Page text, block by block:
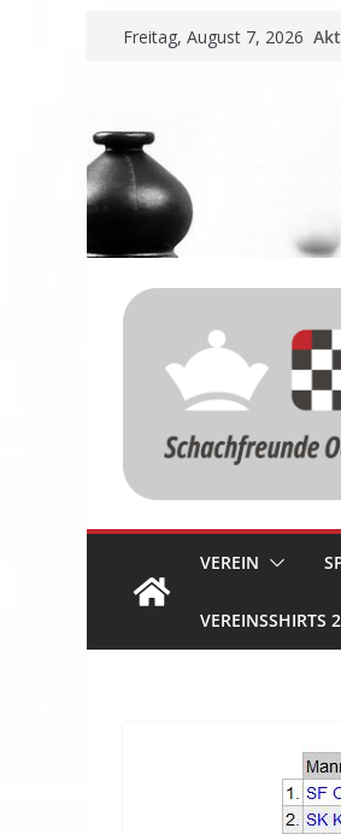
ZumFreitag, August 7, 2026
VEREIN
VEREINSSHIRTS